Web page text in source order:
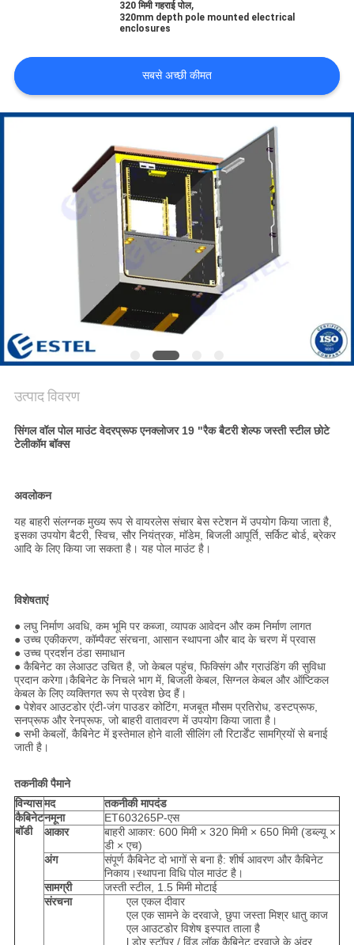
समाचार
एक
PRIVACY
POLICY
320 मिमी गहराई पोल,
320mm depth pole mounted electrical
enclosures
सबसे अच्छी कीमत
उत्पाद विवरण
सिंगल वॉल पोल माउंट वेदरप्रूफ एनक्लोजर 19 "रैक बैटरी शेल्फ जस्ती स्टील छोटे
टेलीकॉम बॉक्स
अवलोकन
यह बाहरी संलग्नक मुख्य रूप से वायरलेस संचार बेस स्टेशन में उपयोग किया जाता है,
इसका उपयोग बैटरी, स्विच, सौर नियंत्रक, मॉडेम, बिजली आपूर्ति, सर्किट बोर्ड, ब्रेकर
आदि के लिए किया जा सकता है। यह पोल माउंट है।
विशेषताएं
● लघु निर्माण अवधि, कम भूमि पर कब्जा, व्यापक आवेदन और कम निर्माण लागत
● उच्च एकीकरण, कॉम्पैक्ट संरचना, आसान स्थापना और बाद के चरण में प्रवास
● उच्च प्रदर्शन ठंडा समाधान
● कैबिनेट का लेआउट उचित है, जो केबल पहुंच, फिक्सिंग और ग्राउंडिंग की सुविधा
प्रदान करेगा।कैबिनेट के निचले भाग में, बिजली केबल, सिग्नल केबल और ऑप्टिकल
केबल के लिए व्यक्तिगत रूप से प्रवेश छेद हैं।
● पेशेवर आउटडोर एंटी-जंग पाउडर कोटिंग, मजबूत मौसम प्रतिरोध, डस्टप्रूफ,
सनप्रूफ और रेनप्रूफ, जो बाहरी वातावरण में उपयोग किया जाता है।
● सभी केबलों, कैबिनेट में इस्तेमाल होने वाली सीलिंग लौ रिटार्डेंट सामग्रियों से बनाई
जाती है।
तकनीकी पैमाने
विन्यासमद
तकनीकी मापदंड
कैबिनेट
बॉडी
नमूना
ET603265P-एस
आकार
बाहरी आकार: 600 मिमी × 320 मिमी × 650 मिमी (डब्ल्यू ×
डी × एच)
अंग
संपूर्ण कैबिनेट दो भागों से बना है: शीर्ष आवरण और कैबिनेट
निकाय।स्थापना विधि पोल माउंट है।
सामग्री
जस्ती स्टील, 1.5 मिमी मोटाई
संरचना
एल एकल दीवार
एल एक सामने के दरवाजे, छुपा जस्ता मिश्र धातु काज
एल आउटडोर विशेष इस्पात ताला है
l डोर स्टॉपर / विंड लॉक कैबिनेट दरवाजे के अंदर